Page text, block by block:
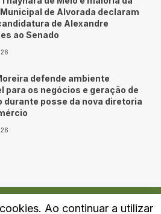
de Alvorada declaram
de Alexandre
ao Senado
defende ambiente
para os negócios e geração de
durante posse da nova diretoria
Ao continuar a utilizar